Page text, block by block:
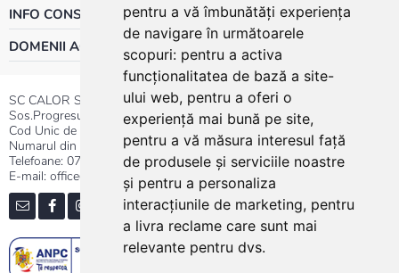
pentru a vă îmbunătăți experiența
de navigare în următoarele
scopuri: pentru a activa
funcționalitatea de bază a site-
ului web, pentru a oferi o
experiență mai bună pe site,
pentru a vă măsura interesul față
de produsele și serviciile noastre
și pentru a personaliza
interacțiunile de marketing, pentru
a livra reclame care sunt mai
relevante pentru dvs.
INFO CONSUMATOR
DOMENII ACTIVITATE
SC CALOR SRL
Sos.Progresului nr.30-40, Sector 5, Bucuresti
Cod Unic de Inregistrare: RO 3004724
Numarul din Registrul Comertului:J40/13176/1991
Telefoane: 0737.23.44.44|021.411.44.44
E-mail: office@calor.ro